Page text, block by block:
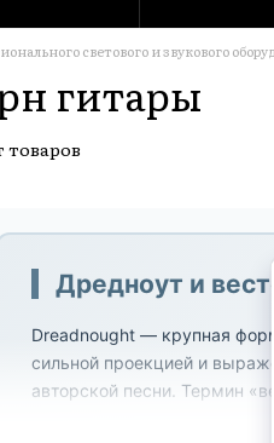
светового и звукового
гитары
Дредноут и
Dreadnought — крупная
сильной проекцией и
авторской песни. Термин
товаров